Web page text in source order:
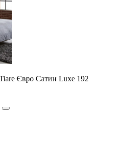
Євро Сатин Luxe 192